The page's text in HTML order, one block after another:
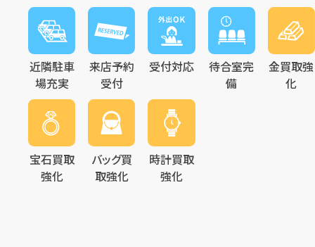
近隣駐車
場充実
来店予約
受付
受付対応
待合室完
備
金買取強
化
宝石買取
強化
バッグ買
取強化
時計買取
強化